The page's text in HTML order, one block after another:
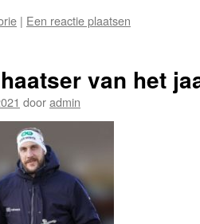
| Een reactie plaatsen
van het
dooradmin